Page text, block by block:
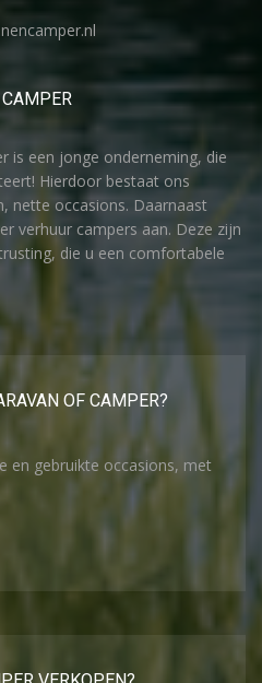
is een jonge onderneming, die
Hierdoor bestaat ons
nette occasions. Daarnaast
verhuur campers aan. Deze zijn
die u een comfortabele
OF CAMPER?
en gebruikte occasions, met